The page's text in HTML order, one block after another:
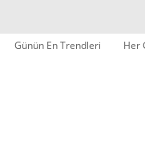
Günün En Trendleri Her